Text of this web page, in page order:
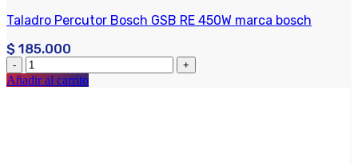
Taladro Percutor Bosch GSB RE 450W marca bosch
$ 185.000
Añadir al carrito